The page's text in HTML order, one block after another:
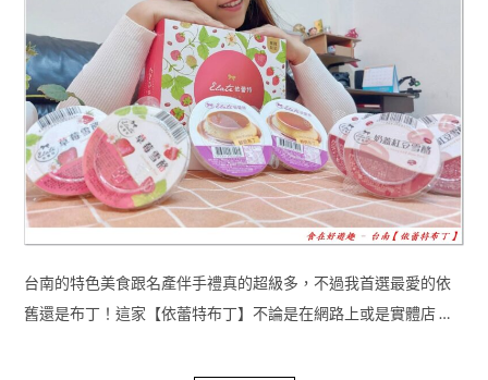
台南的特色美食跟名產伴手禮真的超級多，不過我首選最愛的依
舊還是布丁！這家【依蕾特布丁】不論是在網路上或是實體店 …